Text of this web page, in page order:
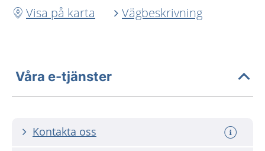
Visa på karta
Vägbeskrivning
Våra e-tjänster
Kontakta oss